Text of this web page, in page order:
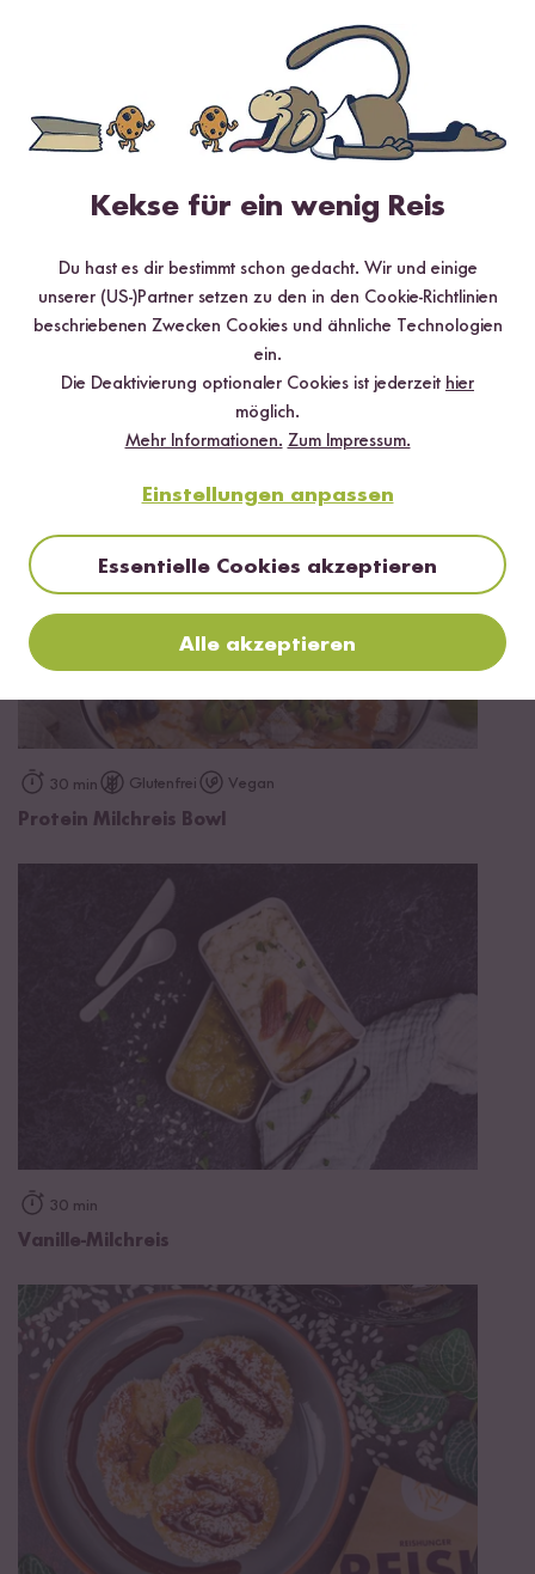
90 min Vegan
aus dem Digitalen Reiskocher
30 min Glutenfrei Vegan
Protein Milchreis Bowl
30 min
Vanille-Milchreis
Kekse für ein wenig Reis
Du hast es dir bestimmt schon gedacht. Wir und einige
unserer (US-)Partner setzen zu den in den Cookie-Richtlinien
beschriebenen Zwecken Cookies und ähnliche Technologien
ein.
Die Deaktivierung optionaler Cookies ist jederzeit hier
möglich.
Mehr Informationen. Zum Impressum.
Einstellungen anpassen
Essentielle Cookies akzeptieren
Alle akzeptieren